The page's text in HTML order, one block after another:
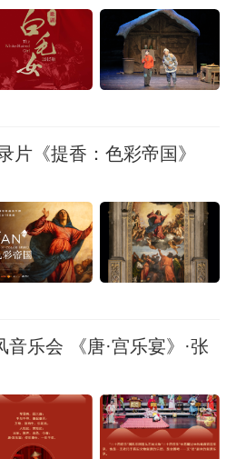
片《提香：色彩帝国》
乐会 《唐·宫乐宴》·张